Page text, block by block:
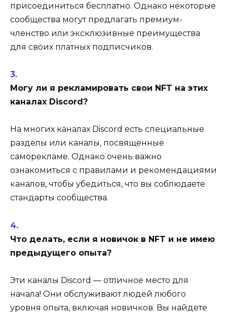
присоединиться бесплатно. Однако некоторые
сообщества могут предлагать премиум-
членство или эксклюзивные преимущества
для своих платных подписчиков.
Могу ли я рекламировать свои NFT на этих
каналах Discord?
На многих каналах Discord есть специальные
разделы или каналы, посвященные
саморекламе. Однако очень важно
ознакомиться с правилами и рекомендациями
каналов, чтобы убедиться, что вы соблюдаете
стандарты сообщества.
Что делать, если я новичок в NFT и не имею
предыдущего опыта?
Эти каналы Discord — отличное место для
начала! Они обслуживают людей любого
уровня опыта, включая новичков. Вы найдете